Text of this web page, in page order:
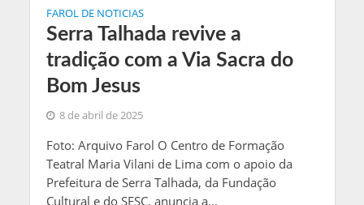
FAROL DE NOTICIAS
Serra Talhada revive a
tradição com a Via Sacra do
Bom Jesus
8 de abril de 2025
Foto: Arquivo Farol O Centro de Formação
Teatral Maria Vilani de Lima com o apoio da
Prefeitura de Serra Talhada, da Fundação
Cultural e do SESC, anuncia a...